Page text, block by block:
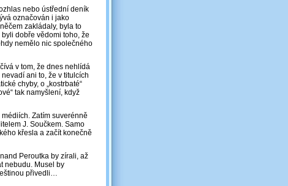
nebo ústřední deník
označován i jako
zakládaly, byla to
dobře vědomi toho, že
nemělo nic společného
v tom, že dnes nehlídá
ani to, že v titulcích
chyby, o „kostrbaté“
tak namyšlení, když
Zatím suverénně
J. Součkem. Samo
křesla a začít konečně
Peroutka by zírali, až
nebudu. Musel by
přivedli…